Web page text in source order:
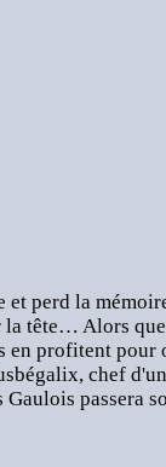
perd la
la tête… Alors
en profitent pour
chef
passera